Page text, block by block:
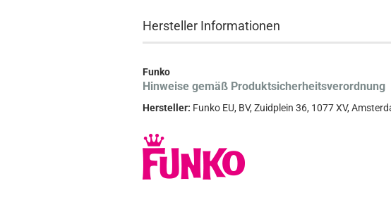
Hersteller Informationen
Funko
Hinweise gemäß Produktsicherheitsverordnung
Hersteller: Funko EU, BV, Zuidplein 36, 1077 XV,